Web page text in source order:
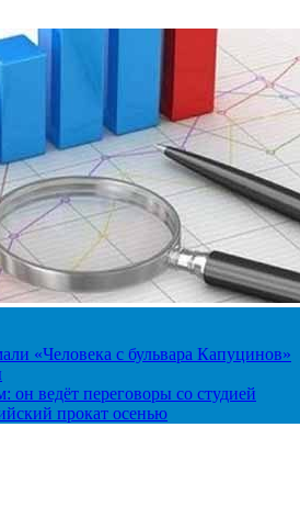
«Человека с бульвара Капуцинов»
ведёт переговоры со студией
прокат осенью